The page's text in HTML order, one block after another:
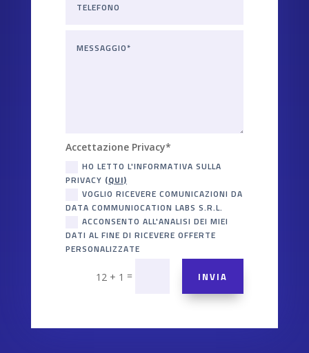
Accettazione Privacy*
HO LETTO L'INFORMATIVA SULLA
PRIVACY (QUI)
VOGLIO RICEVERE COMUNICAZIONI DA
DATA COMMUNIOCATION LABS S.R.L.
ACCONSENTO ALL'ANALISI DEI MIEI
DATI AL FINE DI RICEVERE OFFERTE
PERSONALIZZATE
12 + 1 = INVIA